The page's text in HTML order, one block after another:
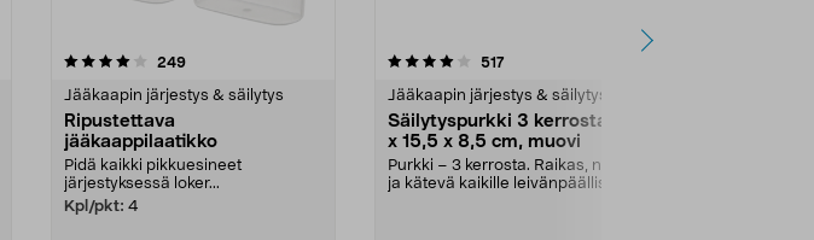
249arvostelut
Jääkaapin järjestys & säilytys
Ripustettava
jääkaappilaatikko
Pidä kaikki pikkuesineet
järjestyksessä loker...
Kpl/pkt: 4
4.0 viidestä
517arvostelut
Jääkaapin järjestys & säilytys
Säilytyspurkki 3 kerrosta 22
x 15,5 x 8,5 cm, muovi
Purkki – 3 kerrosta. Raikas, nopea
ja kätevä kaikille leivänpäällisille.
5.0 viidestä